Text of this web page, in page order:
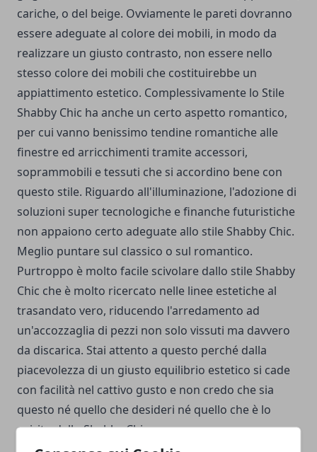
cariche, o del beige. Ovviamente le pareti dovranno
essere adeguate al colore dei mobili, in modo da
realizzare un giusto contrasto, non essere nello
stesso colore dei mobili che costituirebbe un
appiattimento estetico. Complessivamente lo Stile
Shabby Chic ha anche un certo aspetto romantico,
per cui vanno benissimo tendine romantiche alle
finestre ed arricchimenti tramite accessori,
soprammobili e tessuti che si accordino bene con
questo stile. Riguardo all'illuminazione, l'adozione di
soluzioni super tecnologiche e finanche futuristiche
non appaiono certo adeguate allo stile Shabby Chic.
Meglio puntare sul classico o sul romantico.
Purtroppo è molto facile scivolare dallo stile Shabby
Chic che è molto ricercato nelle linee estetiche al
trasandato vero, riducendo l'arredamento ad
un'accozzaglia di pezzi non solo vissuti ma davvero
da discarica. Stai attento a questo perché dalla
piacevolezza di un giusto equilibrio estetico si cade
con facilità nel cattivo gusto e non credo che sia
questo né quello che desideri né quello che è lo
spirito dello Shabby Chic.